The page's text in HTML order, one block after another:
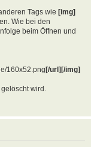
Tags wie [img]
Wie bei den
beim Öffnen und
160x52.png[/url][/img]
wird.